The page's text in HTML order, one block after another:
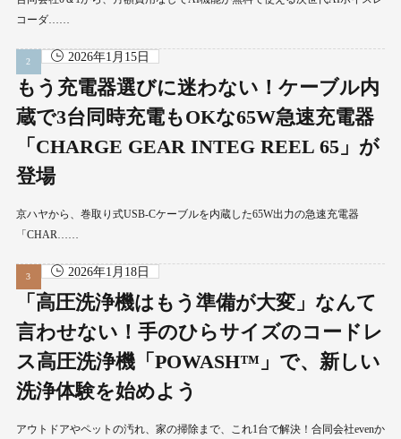
コーダ……
2026年1月15日
もう充電器選びに迷わない！ケーブル内
蔵で3台同時充電もOKな65W急速充電器
「CHARGE GEAR INTEG REEL 65」が
登場
京ハヤから、巻取り式USB-Cケーブルを内蔵した65W出力の急速充電器
「CHAR……
2026年1月18日
「高圧洗浄機はもう準備が大変」なんて
言わせない！手のひらサイズのコードレ
ス高圧洗浄機「POWASH™」で、新しい
洗浄体験を始めよう
アウトドアやペットの汚れ、家の掃除まで、これ1台で解決！合同会社evenか